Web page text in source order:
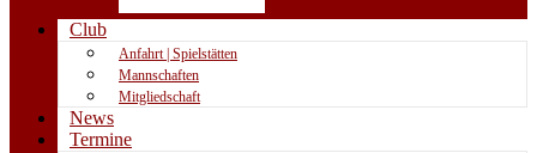
Club
Anfahrt | Spielstätten
Mannschaften
Mitgliedschaft
News
Termine